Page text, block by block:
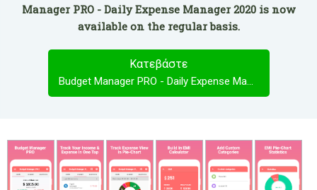
Manager PRO - Daily Expense Manager 2020 is now
available on the regular basis.
Κατεβάστε
Budget Manager PRO - Daily Expense Manager 2020